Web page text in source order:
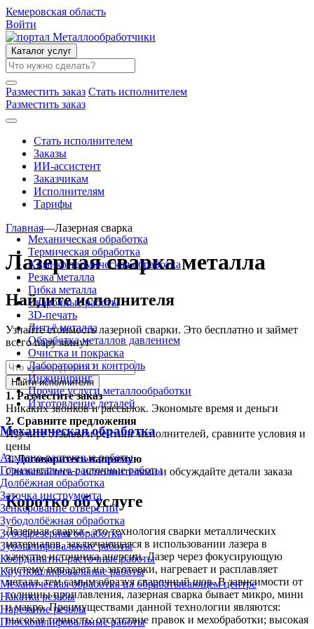
Кемеровская область
Войти
Каталог услуг
Разместить заказ Стать исполнителем
Разместить заказ
Стать исполнителем
Заказы
ИИ-ассистент
Заказчикам
Исполнителям
Тарифы
Механическая обработка
Термическая обработка
Химико-термическая обработка
Резка металла
Гибка металла
Сварочные работы
3D-печать
Литьё металла
Обработка металлов давлением
Очистка и покраска
Лаборатория и контроль
Инжиниринг
Прочие услуги металлообработки
Изготовление деталей
Механическая обработка
Алмазно-расточные работы
Горизонтально-расточные работы
Долбёжная обработка
Заточка инструмента
Зенкерование отверстий
Зубодолбёжная обработка
Зубофрезерная обработка
Зубошлифовальные работы
Координатно-расточные работы
Круглошлифовальные работы
Механическая обработка на обрабатывающем центре
Накатка резьбы
Нарезание резьбы
Плоскошлифовальные работы
Главная—Лазерная сварка
Лазерная сварка металла
Найдите исполнителя
Узнайте стоимость лазерной сварки. Это бесплатно и займет
всего пару минут
Найти исполнителя
1. Разместите заказ
Никаких звонков и рассылок. Экономьте время и деньги
2. Сравните предложения
Изучите отзывы и рейтинг исполнителей, сравните условия и
цены
3.Договоритесь напрямую
Связывайтесь с исполнителями и обсуждайте детали заказа
Коротко об услуге
Лазерная сварка - это технология сварки металлических
материалов, заключающаяся в использовании лазера в
качестве источника энергии. Лазер через фокусирующую
систему попадает на заготовки, нагревает и расплавляет
металл, тем самым образуя сварочный шов. В зависимости от
толщины проплавления, лазерная сварка бывает микро, мини
и макро. Преимуществами данной технологии являются:
высокая точность; отсутствие правок и мехобработки; высокая